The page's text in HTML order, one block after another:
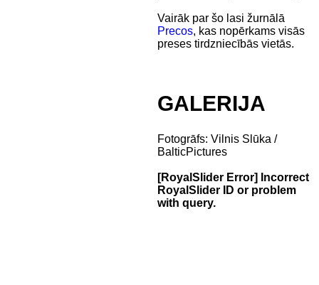
Vairāk par šo lasi žurnālā
Precos, kas nopērkams visās
preses tirdzniecībās vietās.
GALERIJA
Fotogrāfs: Vilnis Slūka /
BalticPictures
[RoyalSlider Error] Incorrect
RoyalSlider ID or problem
with query.